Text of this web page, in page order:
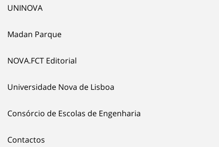
UNINOVA
Madan Parque
NOVA.FCT Editorial
Universidade Nova de Lisboa
Consórcio de Escolas de Engenharia
Contactos